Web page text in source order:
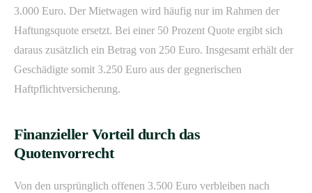
3.000 Euro. Der Mietwagen wird häufig nur im Rahmen der
Haftungsquote ersetzt. Bei einer 50 Prozent Quote ergibt sich
daraus zusätzlich ein Betrag von 250 Euro. Insgesamt erhält der
Geschädigte somit 3.250 Euro aus der gegnerischen
Haftpflichtversicherung.
Finanzieller Vorteil durch das
Quotenvorrecht
Von den ursprünglich offenen 3.500 Euro verbleiben nach